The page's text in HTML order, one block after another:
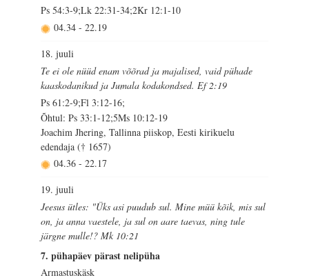
Ps 54:3-9;Lk 22:31-34;2Kr 12:1-10
04.34 - 22.19
18. juuli
Te ei ole nüüd enam võõrad ja majalised, vaid pühade
kaaskodanikud ja Jumala kodakondsed. Ef 2:19
Ps 61:2-9;Fl 3:12-16;
Õhtul: Ps 33:1-12;5Ms 10:12-19
Joachim Jhering, Tallinna piiskop, Eesti kirikuelu
edendaja († 1657)
04.36 - 22.17
19. juuli
Jeesus ütles: "Üks asi puudub sul. Mine müü kõik, mis sul
on, ja anna vaestele, ja sul on aare taevas, ning tule
järgne mulle!? Mk 10:21
7. pühapäev pärast nelipüha
Armastuskäsk